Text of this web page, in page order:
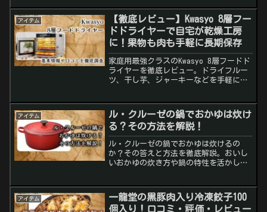
アイテム
【徹底レビュー】Kwasyo 8層フー
ドドライヤーで自宅が乾燥工房
に！果物も肉も手軽に長期保存
家庭用最強クラスのKwasyo 8層フードド
ライヤーを徹底レビュー。ドライフルー
ツ、干し芋、ジャーキーなどを手軽に！
アイテム
ル・クルーゼの鍋でおかゆは炊け
る？その方法を解説！
ル・クルーゼの鍋でおかゆは炊けるの
か？その答えと方法を徹底解説。おいし
いおかゆの炊き方や鍋の特性を活かした
アイテム
一龍堂の黒豚肉入り冷凍餃子100
個入り！口コミ・評価・レビュー